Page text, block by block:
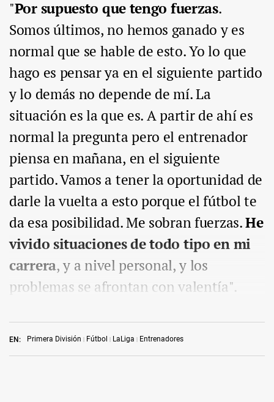
EN: Primera División Fútbol LaLiga Entrenadores
"Por supuesto que tengo fuerzas.
Somos últimos, no hemos ganado y es
normal que se hable de esto. Yo lo que
hago es pensar ya en el siguiente partido
y lo demás no depende de mí. La
situación es la que es. A partir de ahí es
normal la pregunta pero el entrenador
piensa en mañana, en el siguiente
partido. Vamos a tener la oportunidad de
darle la vuelta a esto porque el fútbol te
da esa posibilidad. Me sobran fuerzas.He
vivido situaciones de todo tipo en mi
carrera, y a nivel personal, y los
problemas se afrontan con valentía".